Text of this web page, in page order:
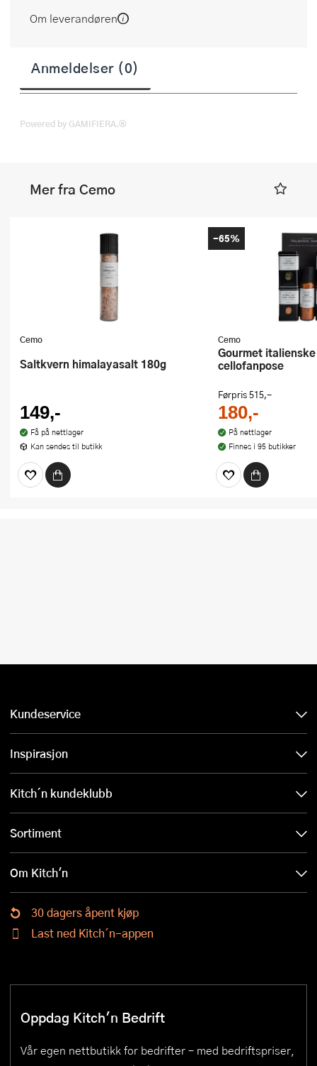
Om leverandøren
Anmeldelser (0)
Powered by GAMIFIERA.®
Mer fra Cemo
Cemo
Saltkvern himalayasalt 180g
149,-
Få på nettlager
Kan sendes til butikk
Cemo
Gourmet italienske smaker i
cellofanpose
Førpris515,-
180,-
På nettlager
Finnes i 95 butikker
-65%
Kundeservice
Inspirasjon
Kitch´n kundeklubb
Sortiment
Om Kitch'n
30 dagers åpent kjøp
Last ned Kitch´n-appen
Oppdag Kitch'n Bedrift
Vår egen nettbutikk for bedrifter – med bedriftspriser,